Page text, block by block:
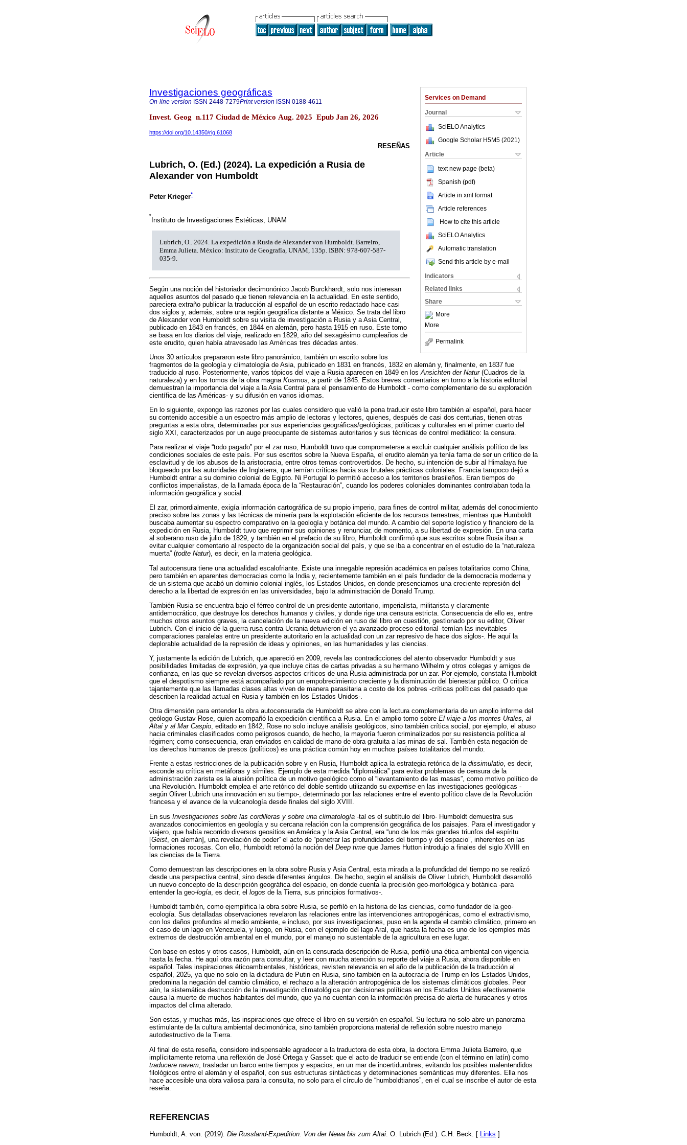
Services on Demand
Journal
SciELO Analytics
Google Scholar H5M5 (2021 )
Article
text new page (beta)
Spanish (pdf)
Article in xml format
Article references
How to cite this article
SciELO Analytics
Automatic translation
Send this article by e-mail
Indicators
Related links
Share
More
More
Permalink
Investigaciones geográficas
On-line version ISSN 2448-7279Print version ISSN 0188-4611
Invest. Geog n.117 Ciudad de México Aug. 2025 Epub Jan 26, 2026
https://doi.org/10.14350/rig.61068
RESEÑAS
Lubrich, O. (Ed.) (2024). La expedición a Rusia de
Alexander von Humboldt
Peter Krieger*
*
Instituto de Investigaciones Estéticas, UNAM
Lubrich, O.. 2024. La expedición a Rusia de Alexander von Humboldt. Barreiro,
Emma Julieta. México: Instituto de Geografía, UNAM, 135p. ISBN: 978-607-587-
035-9.
Según una noción del historiador decimonónico Jacob Burckhardt, solo nos interesan
aquellos asuntos del pasado que tienen relevancia en la actualidad. En este sentido,
pareciera extraño publicar la traducción al español de un escrito redactado hace casi
dos siglos y, además, sobre una región geográfica distante a México. Se trata del libro
de Alexander von Humboldt sobre su visita de investigación a Rusia y a Asia Central,
publicado en 1843 en francés, en 1844 en alemán, pero hasta 1915 en ruso. Este tomo
se basa en los diarios del viaje, realizado en 1829, año del sexagésimo cumpleaños de
este erudito, quien había atravesado las Américas tres décadas antes.
Unos 30 artículos prepararon este libro panorámico, también un escrito sobre los
fragmentos de la geología y climatología de Asia, publicado en 1831 en francés, 1832 en alemán y, finalmente, en 1837 fue
traducido al ruso. Posteriormente, varios tópicos del viaje a Rusia aparecen en 1849 en los Ansichten der Natur(Cuadros de la
naturaleza) y en los tomos de la obra magna Kosmos , a partir de 1845. Estos breves comentarios en torno a la historia editorial
demuestran la importancia del viaje a la Asia Central para el pensamiento de Humboldt - como complementario de su exploración
científica de las Américas- y su difusión en varios idiomas.
En lo siguiente, expongo las razones por las cuales considero que valió la pena traducir este libro también al español, para hacer
su contenido accesible a un espectro más amplio de lectoras y lectores, quienes, después de casi dos centurias, tienen otras
preguntas a esta obra, determinadas por sus experiencias geográficas/geológicas, políticas y culturales en el primer cuarto del
siglo XXI, caracterizados por un auge preocupante de sistemas autoritarios y sus técnicas de control mediático: la censura.
Para realizar el viaje “todo pagado” por el zar ruso, Humboldt tuvo que comprometerse a excluir cualquier análisis político de las
condiciones sociales de este país. Por sus escritos sobre la Nueva España, el erudito alemán ya tenía fama de ser un crítico de la
esclavitud y de los abusos de la aristocracia, entre otros temas controvertidos. De hecho, su intención de subir al Himalaya fue
bloqueado por las autoridades de Inglaterra, que temían críticas hacia sus brutales prácticas coloniales. Francia tampoco dejó a
Humboldt entrar a su dominio colonial de Egipto. Ni Portugal lo permitió acceso a los territorios brasileños. Eran tiempos de
conflictos imperialistas, de la llamada época de la “Restauración”, cuando los poderes coloniales dominantes controlaban toda la
información geográfica y social.
El zar, primordialmente, exigía información cartográfica de su propio imperio, para fines de control militar, además del conocimiento
preciso sobre las zonas y las técnicas de minería para la explotación eficiente de los recursos terrestres, mientras que Humboldt
buscaba aumentar su espectro comparativo en la geología y botánica del mundo. A cambio del soporte logístico y financiero de la
expedición en Rusia, Humboldt tuvo que reprimir sus opiniones y renunciar, de momento, a su libertad de expresión. En una carta
al soberano ruso de julio de 1829, y también en el prefacio de su libro, Humboldt confirmó que sus escritos sobre Rusia iban a
evitar cualquier comentario al respecto de la organización social del país, y que se iba a concentrar en el estudio de la “naturaleza
muerta” (todte Natur), es decir, en la materia geológica.
Tal autocensura tiene una actualidad escalofriante. Existe una innegable represión académica en países totalitarios como China,
pero también en aparentes democracias como la India y, recientemente también en el país fundador de la democracia moderna y
de un sistema que acabó un dominio colonial inglés, los Estados Unidos, en donde presenciamos una creciente represión del
derecho a la libertad de expresión en las universidades, bajo la administración de Donald Trump.
También Rusia se encuentra bajo el férreo control de un presidente autoritario, imperialista, militarista y claramente
antidemocrático, que destruye los derechos humanos y civiles, y donde rige una censura estricta. Consecuencia de ello es, entre
muchos otros asuntos graves, la cancelación de la nueva edición en ruso del libro en cuestión, gestionado por su editor, Oliver
Lubrich. Con el inicio de la guerra rusa contra Ucrania detuvieron el ya avanzado proceso editorial -temían las inevitables
comparaciones paralelas entre un presidente autoritario en la actualidad con un zar represivo de hace dos siglos-. He aquí la
deplorable actualidad de la represión de ideas y opiniones, en las humanidades y las ciencias.
Y, justamente la edición de Lubrich, que apareció en 2009, revela las contradicciones del atento observador Humboldt y sus
posibilidades limitadas de expresión, ya que incluye citas de cartas privadas a su hermano Wilhelm y otros colegas y amigos de
confianza, en las que se revelan diversos aspectos críticos de una Rusia administrada por un zar. Por ejemplo, constata Humboldt
que el despotismo siempre está acompañado por un empobrecimiento creciente y la disminución del bienestar público. O critica
tajantemente que las llamadas clases altas viven de manera parasitaria a costo de los pobres -críticas políticas del pasado que
describen la realidad actual en Rusia y también en los Estados Unidos-.
Otra dimensión para entender la obra autocensurada de Humboldt se abre con la lectura complementaria de un amplio informe del
geólogo Gustav Rose, quien acompañó la expedición científica a Rusia. En el amplio tomo sobre El viaje a los montes Urales, al
Altai y al Mar Caspio, editado en 1842, Rose no solo incluye análisis geológicos, sino también crítica social, por ejemplo, el abuso
hacia criminales clasificados como peligrosos cuando, de hecho, la mayoría fueron criminalizados por su resistencia política al
régimen; como consecuencia, eran enviados en calidad de mano de obra gratuita a las minas de sal. También esta negación de
los derechos humanos de presos (políticos) es una práctica común hoy en muchos países totalitarios del mundo.
Frente a estas restricciones de la publicación sobre y en Rusia, Humboldt aplica la estrategia retórica de la dissimulatio, es decir,
esconde su crítica en metáforas y símiles. Ejemplo de esta medida “diplomática” para evitar problemas de censura de la
administración zarista es la alusión política de un motivo geológico como el “levantamiento de las masas”, como motivo político de
una Revolución. Humboldt emplea el arte retórico del doble sentido utilizando su expertise en las investigaciones geológicas -
según Oliver Lubrich una innovación en su tiempo-, determinado por las relaciones entre el evento político clave de la Revolución
francesa y el avance de la vulcanología desde finales del siglo XVIII.
En sus Investigaciones sobre las cordilleras y sobre una climatología -tal es el subtítulo del libro- Humboldt demuestra sus
avanzados conocimientos en geología y su cercana relación con la comprensión geográfica de los paisajes. Para el investigador y
viajero, que había recorrido diversos geositios en América y la Asia Central, era “uno de los más grandes triunfos del espíritu
[Geist , en alemán], una revelación de poder” el acto de “penetrar las profundidades del tiempo y del espacio”, inherentes en las
formaciones rocosas. Con ello, Humboldt retomó la noción del Deep time que James Hutton introdujo a finales del siglo XVIII en
las ciencias de la Tierra.
Como demuestran las descripciones en la obra sobre Rusia y Asia Central, esta mirada a la profundidad del tiempo no se realizó
desde una perspectiva central, sino desde diferentes ángulos. De hecho, según el análisis de Oliver Lubrich, Humboldt desarrolló
un nuevo concepto de la descripción geográfica del espacio, en donde cuenta la precisión geo-morfológica y botánica -para
entender la geo-logía , es decir, el logos de la Tierra, sus principios formativos-.
Humboldt también, como ejemplifica la obra sobre Rusia, se perfiló en la historia de las ciencias, como fundador de la geo-
ecología. Sus detalladas observaciones revelaron las relaciones entre las intervenciones antropogénicas, como el extractivismo,
con los daños profundos al medio ambiente, e incluso, por sus investigaciones, puso en la agenda el cambio climático, primero en
el caso de un lago en Venezuela, y luego, en Rusia, con el ejemplo del lago Aral, que hasta la fecha es uno de los ejemplos más
extremos de destrucción ambiental en el mundo, por el manejo no sustentable de la agricultura en ese lugar.
Con base en estos y otros casos, Humboldt, aún en la censurada descripción de Rusia, perfiló una ética ambiental con vigencia
hasta la fecha. He aquí otra razón para consultar, y leer con mucha atención su reporte del viaje a Rusia, ahora disponible en
español. Tales inspiraciones éticoambientales, históricas, revisten relevancia en el año de la publicación de la traducción al
español, 2025, ya que no solo en la dictadura de Putin en Rusia, sino también en la autocracia de Trump en los Estados Unidos,
predomina la negación del cambio climático, el rechazo a la alteración antropogénica de los sistemas climáticos globales. Peor
aún, la sistemática destrucción de la investigación climatológica por decisiones políticas en los Estados Unidos efectivamente
causa la muerte de muchos habitantes del mundo, que ya no cuentan con la información precisa de alerta de huracanes y otros
impactos del clima alterado.
Son estas, y muchas más, las inspiraciones que ofrece el libro en su versión en español. Su lectura no solo abre un panorama
estimulante de la cultura ambiental decimonónica, sino también proporciona material de reflexión sobre nuestro manejo
autodestructivo de la Tierra.
Al final de esta reseña, considero indispensable agradecer a la traductora de esta obra, la doctora Emma Julieta Barreiro, que
implícitamente retoma una reflexión de José Ortega y Gasset: que el acto de traducir se entiende (con el término en latín) como
traducere navem , trasladar un barco entre tiempos y espacios, en un mar de incertidumbres, evitando los posibles malentendidos
filológicos entre el alemán y el español, con sus estructuras sintácticas y determinaciones semánticas muy diferentes. Ella nos
hace accesible una obra valiosa para la consulta, no solo para el círculo de “humboldtianos”, en el cual se inscribe el autor de esta
reseña.
REFERENCIAS
Humboldt, A. von. (2019). Die Russland-Expedition. Von der Newa bis zum Altai . O. Lubrich (Ed.). C.H. Beck. [ Links ]